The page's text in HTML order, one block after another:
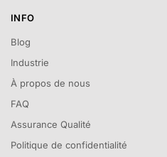
INFO
Blog
Industrie
À propos de nous
FAQ
Assurance Qualité
Politique de confidentialité